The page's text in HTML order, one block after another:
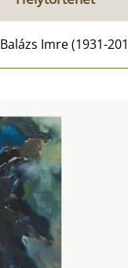
Balázs Imre (1931-